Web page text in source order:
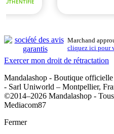
Marchand
cliquez ici pour
Exercer mon droit de rétractation
Mandalashop - Boutique officielle
- Sarl Uniworld – Montpellier,
©2014–2026 Mandalashop -
Mediacom87
Fermer